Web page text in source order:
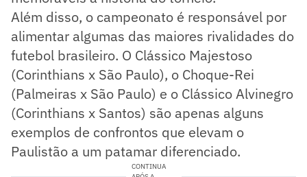
Além disso, o campeonato é responsável por
alimentar algumas das maiores rivalidades do
futebol brasileiro. O Clássico Majestoso
(Corinthians x São Paulo), o Choque-Rei
(Palmeiras x São Paulo) e o Clássico Alvinegro
(Corinthians x Santos) são apenas alguns
exemplos de confrontos que elevam o
Paulistão a um patamar diferenciado.
CONTINUA